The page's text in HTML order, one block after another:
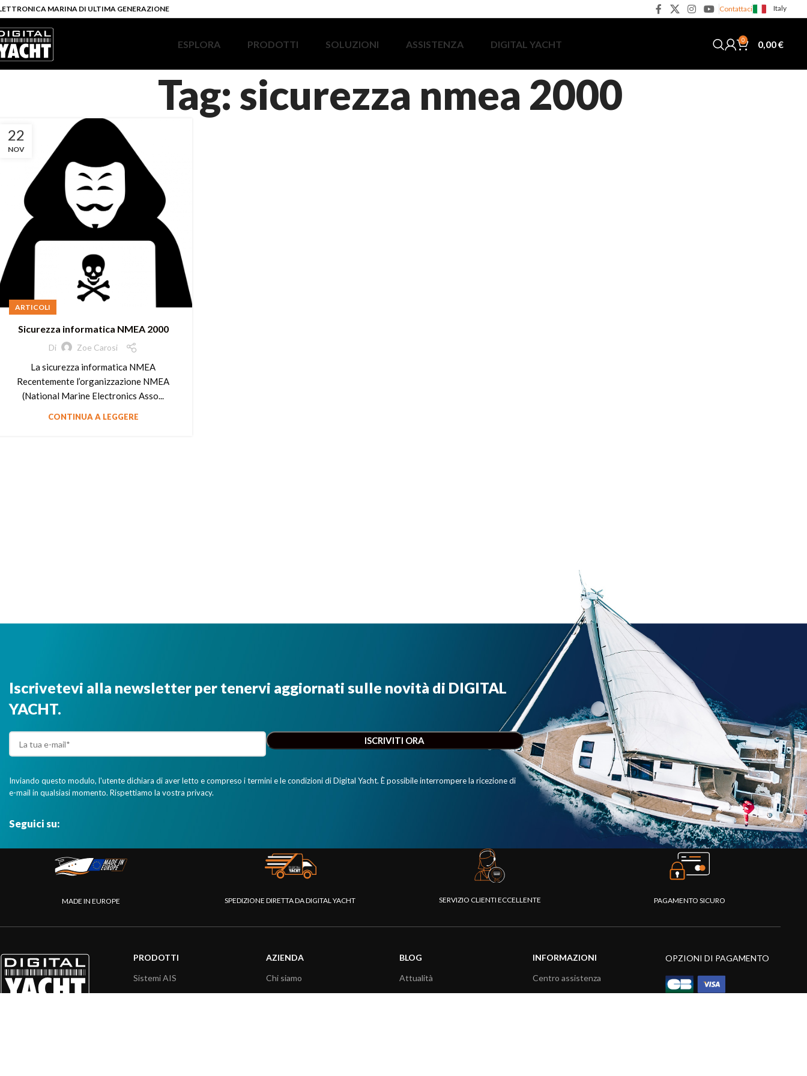
MARINA DI ULTIMA GENERAZIONE Contattaci Italy
ESPLORA PRODOTTI SOLUZIONI ASSISTENZA DIGITAL YACHT 0 0,00€
Tag: sicurezza nmea 2000
22
NOV
ARTICOLI
Sicurezza informatica NMEA 2000
Di Zoe Carosi
La sicurezza informatica NMEA
Recentemente l’organizzazione NMEA
(National Marine Electronics Asso...
CONTINUA A LEGGERE
Iscrivetevi alla newsletter per tenervi aggiornati sulle novità di DIGITAL
YACHT.
Inviando questo modulo, l'utente dichiara di aver letto e compreso i termini e le condizioni di Digital Yacht. È possibile interrompere la ricezione di
e-mail in qualsiasi momento. Rispettiamo la vostra privacy.
Seguici su:
MADE IN EUROPE SPEDIZIONE DIRETTA DA DIGITAL YACHT SERVIZIO CLIENTI ECCELLENTE PAGAMENTO SICURO
PRODOTTI
Sistemi AIS
AZIENDA
Chi siamo
BLOG
Attualità
INFORMAZIONI
Centro assistenza
OPZIONI DI PAGAMENTO